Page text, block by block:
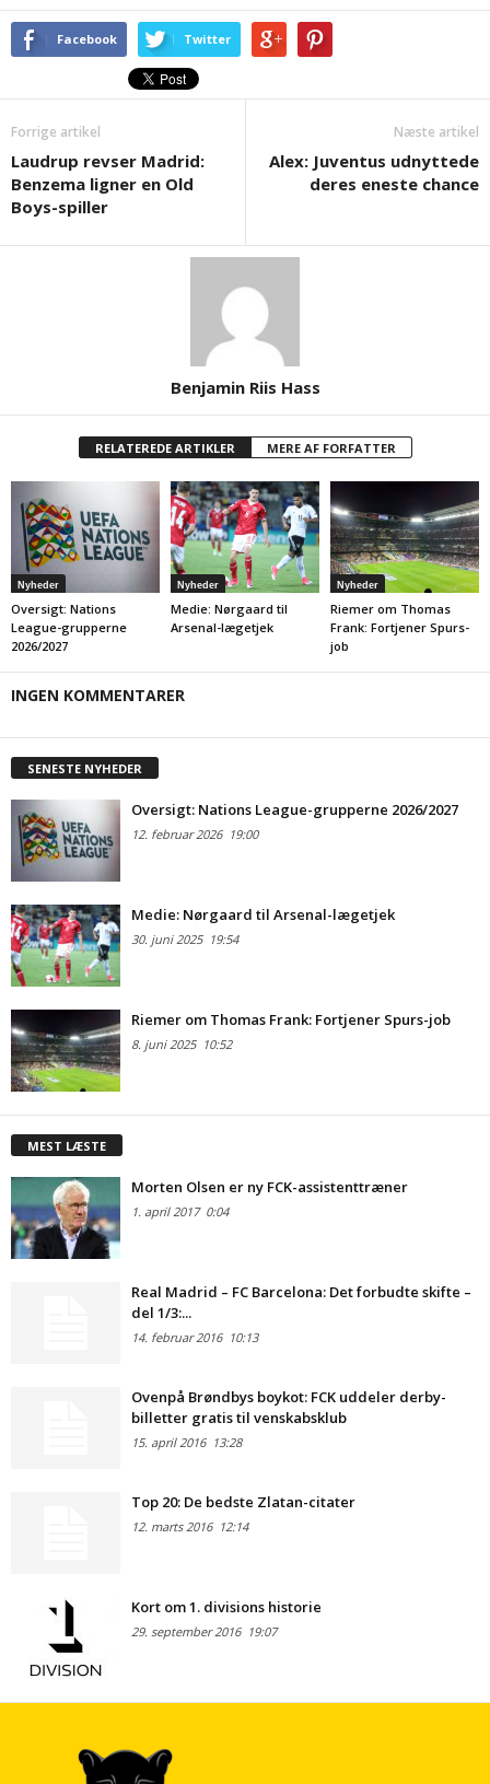
Facebook Twitter
Forrige artikel
Laudrup revser Madrid:
Benzema ligner en Old
Boys-spiller
Næste artikel
Alex: Juventus udnyttede
deres eneste chance
Benjamin Riis Hass
RELATEREDE ARTIKLER MERE AF FORFATTER
Nyheder
Oversigt: Nations
League-grupperne
2026/2027
Nyheder
Medie: Nørgaard til
Arsenal-lægetjek
Nyheder
Riemer om Thomas
Frank: Fortjener Spurs-
job
INGEN KOMMENTARER
SENESTE NYHEDER
Oversigt: Nations League-grupperne 2026/2027
12. februar 202619:00
Medie: Nørgaard til Arsenal-lægetjek
30. juni 202519:54
Riemer om Thomas Frank: Fortjener Spurs-job
8. juni 202510:52
MEST LÆSTE
Morten Olsen er ny FCK-assistenttræner
1. april 20170:04
Real Madrid – FC Barcelona: Det forbudte skifte –
del 1/3:...
14. februar 201610:13
Ovenpå Brøndbys boykot: FCK uddeler derby-
billetter gratis til venskabsklub
15. april 201613:28
Top 20: De bedste Zlatan-citater
12. marts 201612:14
Kort om 1. divisions historie
29. september 201619:07